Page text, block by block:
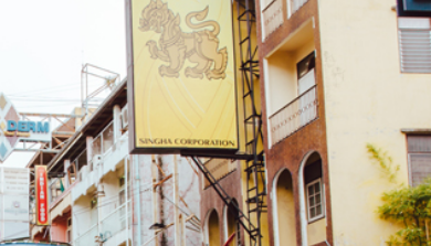
khi đến mùa Giáng Sinh.